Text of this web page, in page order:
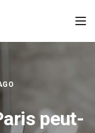
peut-